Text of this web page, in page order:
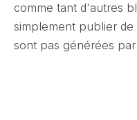
comme tant d'autres
simplement publier
sont pas générées